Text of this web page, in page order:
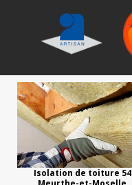
Isolation de toiture 54